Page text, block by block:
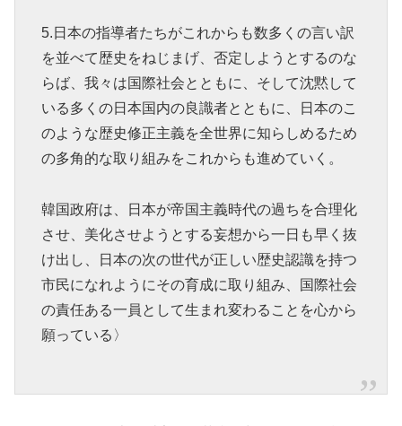
5.日本の指導者たちがこれからも数多くの言い訳
を並べて歴史をねじまげ、否定しようとするのな
らば、我々は国際社会とともに、そして沈黙して
いる多くの日本国内の良識者とともに、日本のこ
のような歴史修正主義を全世界に知らしめるため
の多角的な取り組みをこれからも進めていく。
韓国政府は、日本が帝国主義時代の過ちを合理化
させ、美化させようとする妄想から一日も早く抜
け出し、日本の次の世代が正しい歴史認識を持つ
市民になれようにその育成に取り組み、国際社会
の責任ある一員として生まれ変わることを心から
願っている〉